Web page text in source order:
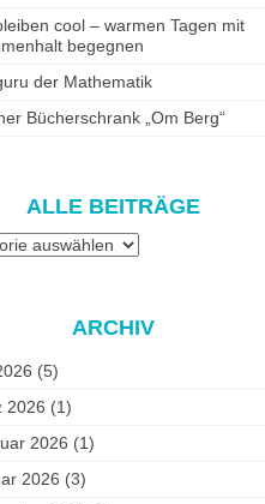
cool – warmen Tagen mit
begegnen
der Mathematik
Bücherschrank „Om Berg“
ALLE BEITRÄGE
ARCHIV
(5)
2026 (1)
2026 (1)
2026 (3)